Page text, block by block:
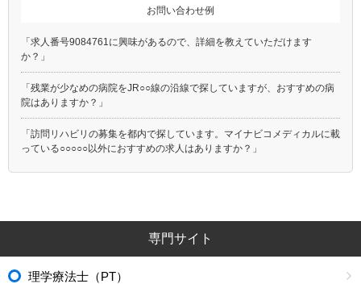
お問い合わせ例
「求人番号9084761に興味があるので、詳細を教えていただけます
か？」
「残業が少なめの病院をJR○○線の沿線で探していますが、おすすめの病
院はありますか？」
「訪問リハビリの募集を都内で探しています。マイナビコメディカルに載
っている○○○○○以外におすすめの求人はありますか？」
専門サイト
理学療法士（PT）